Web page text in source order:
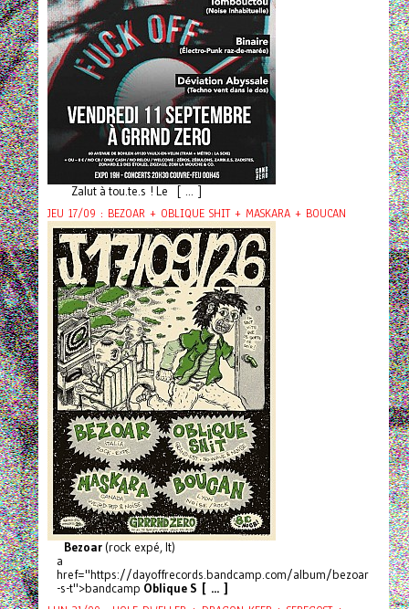
Zalut à tou.te.s ! Le [ ... ]
JEU 17/09 : BEZOAR + OBLIQUE SHIT + MASKARA + BOUCAN
Bezoar(rock expé, It)
a
href="https://dayoffrecords.bandcamp.com/album/bezoar
-s-t">bandcamp Oblique S [ ... ]